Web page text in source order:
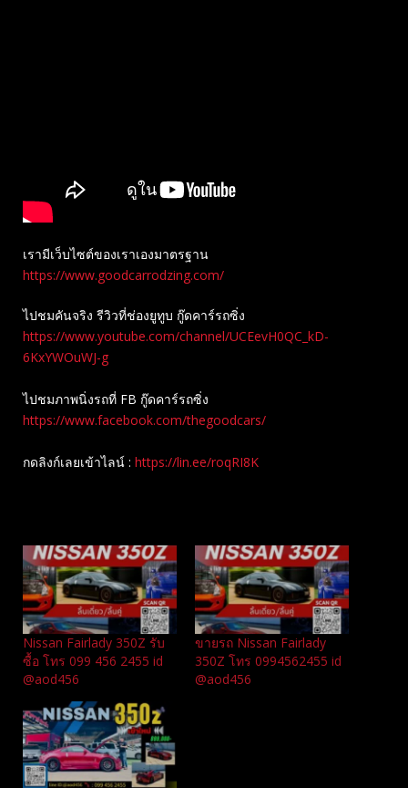
เรามีเว็บไซต์ของเราเองมาตรฐาน
https://www.goodcarrodzing.com/
ไปชมคันจริง รีวิวที่ช่องยู​ทูบ​ กู๊ดคาร์รถซิ่ง
https://www.youtube.com/channel/UCEevH0QC_kD-
6KxYWOuWJ-g
ไปชมภาพนิ่งรถที่ FB กู๊ดคาร์รถซิ่ง
https://www.facebook.com/thegoodcars/
กดลิงก์เลยเข้าไลน์ : https://lin.ee/roqRI8K
Nissan Fairlady 350Z รับ
ซื้อ โทร 099 456 2455 id
@aod456
ขายรถ Nissan Fairlady
350Z โทร 0994562455 id
@aod456